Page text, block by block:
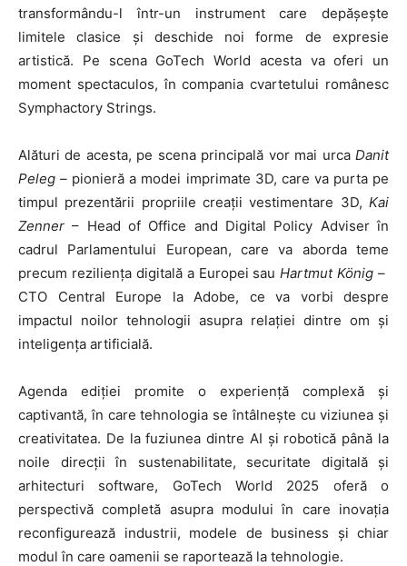
transformându-l într-un instrument care depășește
limitele clasice și deschide noi forme de expresie
artistică. Pe scena GoTech World acesta va oferi un
moment spectaculos, în compania cvartetului românesc
Symphactory Strings.
Alături de acesta, pe scena principală vor mai urca Danit
Peleg – pionieră a modei imprimate 3D, care va purta pe
timpul prezentării propriile creații vestimentare 3D, Kai
Zenner – Head of Office and Digital Policy Adviser în
cadrul Parlamentului European, care va aborda teme
precum reziliența digitală a Europei sauHartmut König –
CTO Central Europe la Adobe, ce va vorbi despre
impactul noilor tehnologii asupra relației dintre om și
inteligența artificială.
Agenda ediției promite o experiență complexă și
captivantă, în care tehnologia se întâlnește cu viziunea și
creativitatea. De la fuziunea dintre AI și robotică până la
noile direcții în sustenabilitate, securitate digitală și
arhitecturi software, GoTech World 2025 oferă o
perspectivă completă asupra modului în care inovația
reconfigurează industrii, modele de business și chiar
modul în care oamenii se raportează la tehnologie.